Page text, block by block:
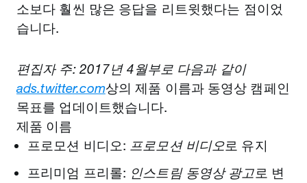
소보다 훨씬 많은 응답을 리트윗했다는 점이었
습니다.
편집자 주: 2017년 4월부로 다음과 같이
ads.twitter.com상의 제품 이름과 동영상 캠페인
목표를 업데이트했습니다.
제품 이름
프로모션 비디오: 프로모션 비디오로 유지
프리미엄 프리롤: 인스트림 동영상 광고로 변